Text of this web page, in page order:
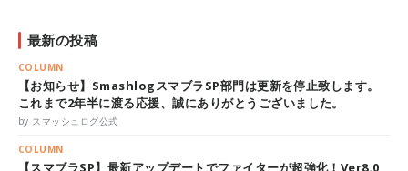
最新の投稿
COLUMN
【お知らせ】SmashlogスマブラSP部門は更新を停止致します。
これまで2年半に渡る応援、誠にありがとうございました。
by スマッシュログ公式
COLUMN
【スマブラSP】最新アップデートでファイターが超強化！Ver8.0